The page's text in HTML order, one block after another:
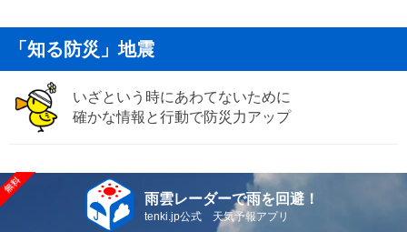
「知る防災」地震
いざという時にあわてないために
確かな情報と行動で防災力アップ
雨雲レーダーで雨を回避！
tenki.jp公式 天気予報アプリ